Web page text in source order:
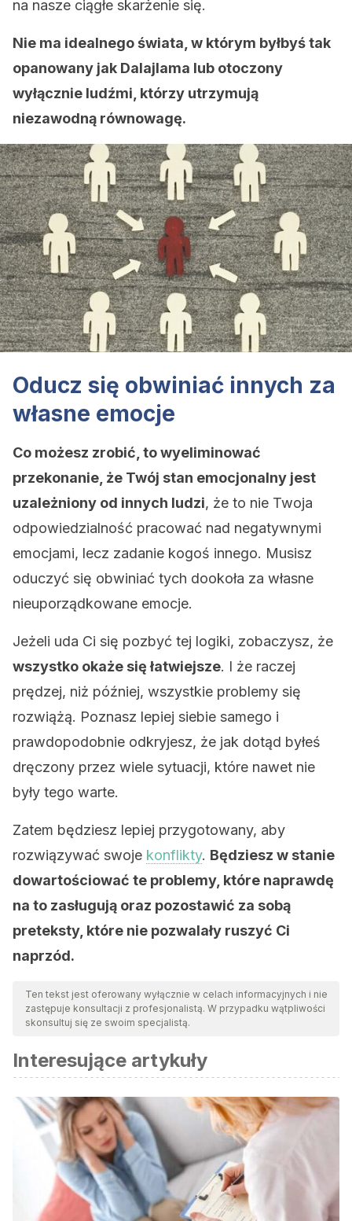
na nasze ciągłe skarżenie się.
Nie ma idealnego świata, w którym byłbyś tak
opanowany jak Dalajlama lub otoczony
wyłącznie ludźmi, którzy utrzymują
niezawodną równowagę.
Oducz się obwiniać innych za
własne emocje
Co możesz zrobić, to wyeliminować
przekonanie, że Twój stan emocjonalny jest
uzależniony od innych ludzi, że to nie Twoja
odpowiedzialność pracować nad negatywnymi
emocjami, lecz zadanie kogoś innego. Musisz
oduczyć się obwiniać tych dookoła za własne
nieuporządkowane emocje.
Jeżeli uda Ci się pozbyć tej logiki, zobaczysz, że
wszystko okaże się łatwiejsze. I że raczej
prędzej, niż później, wszystkie problemy się
rozwiążą. Poznasz lepiej siebie samego i
prawdopodobnie odkryjesz, że jak dotąd byłeś
dręczony przez wiele sytuacji, które nawet nie
były tego warte.
Zatem będziesz lepiej przygotowany, aby
rozwiązywać swoje konflikty. Będziesz w stanie
dowartościować te problemy, które naprawdę
na to zasługują oraz pozostawić za sobą
preteksty, które nie pozwalały ruszyć Ci
naprzód.
Ten tekst jest oferowany wyłącznie w celach informacyjnych i nie
zastępuje konsultacji z profesjonalistą. W przypadku wątpliwości
skonsultuj się ze swoim specjalistą.
Interesujące artykuły